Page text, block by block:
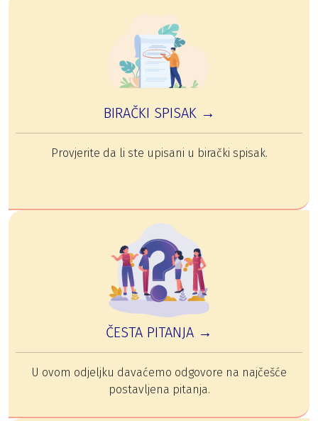
BIRAČKI SPISAK →
Provjerite da li ste upisani u birački spisak.
ČESTA PITANJA →
U ovom odjeljku davaćemo odgovore na najčešće
postavljena pitanja.